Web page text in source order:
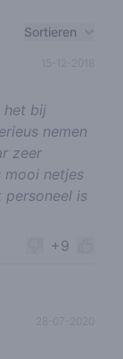
Sortieren
het bij
nemen
zeer
mooi netjes
is
+9